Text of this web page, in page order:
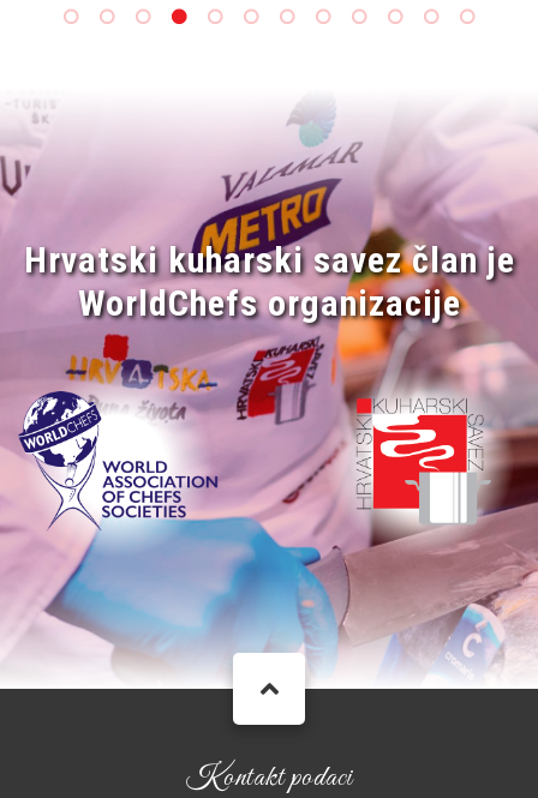
Hrvatski kuharski savez član je
WorldChefs organizacije
Kontakt podaci